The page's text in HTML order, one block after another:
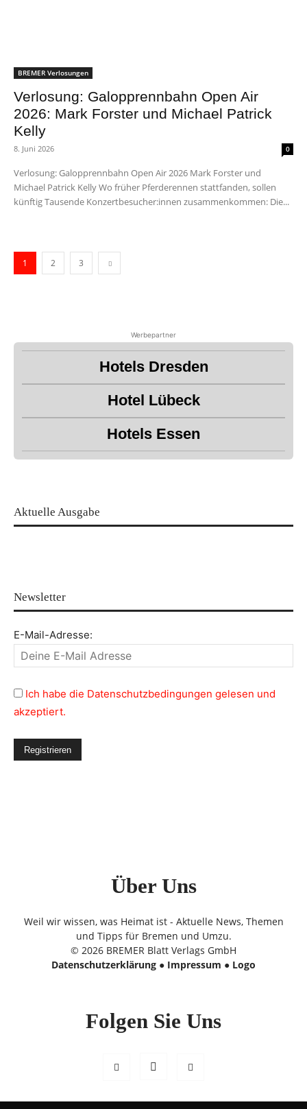
BREMER Verlosungen
Verlosung: Galopprennbahn Open Air
2026: Mark Forster und Michael Patrick
Kelly
8. Juni 2026 0
Verlosung: Galopprennbahn Open Air 2026 Mark Forster und
Michael Patrick Kelly Wo früher Pferderennen stattfanden, sollen
künftig Tausende Konzertbesucher:innen zusammenkommen: Die...
1 2 3
Werbepartner
Hotels Dresden
Hotel Lübeck
Hotels Essen
Aktuelle Ausgabe
Newsletter
E-Mail-Adresse:
Ich habe die Datenschutzbedingungen gelesen und
akzeptiert.
Über Uns
Weil wir wissen, was Heimat ist - Aktuelle News, Themen
und Tipps für Bremen und Umzu.
© 2026 BREMER Blatt Verlags GmbH
Datenschutzerklärung ● Impressum ● Logo
Folgen Sie Uns